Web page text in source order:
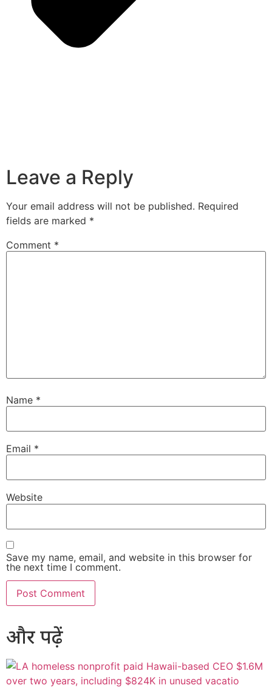
Leave a Reply
Your email address will not be published. Required
fields are marked *
Comment *
Name *
Email *
Website
Save my name, email, and website in this browser for
the next time I comment.
और पढ़ें